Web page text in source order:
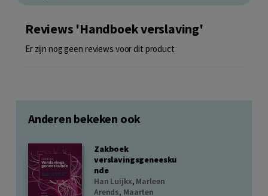
Reviews 'Handboek verslaving'
Er zijn nog geen reviews voor dit product
Anderen bekeken ook
Zakboek
verslavingsgeneesku
nde
Han Luijkx, Marleen
Arends, Maarten